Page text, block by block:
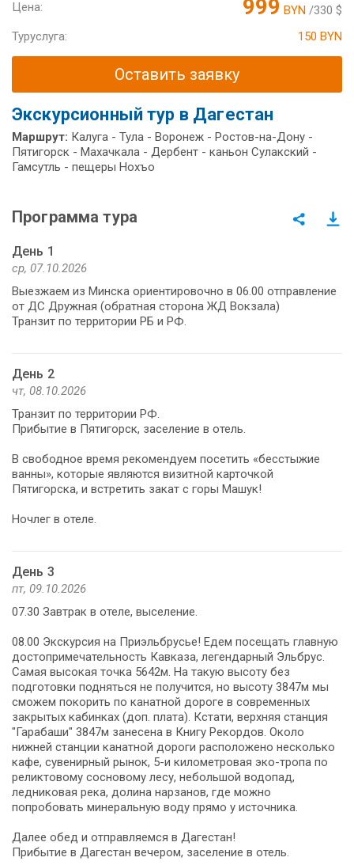
Цена: 999 BYN /330 $
Туруслуга:
150 BYN
Оставить заявку
Экскурсионный тур в Дагестан
Маршрут: Калуга - Тула - Воронеж - Ростов-на-Дону -
Пятигорск - Махачкала - Дербент - каньон Сулакский -
Гамсутль - пещеры Нохъо
Программа тура
День 1
ср, 07.10.2026
Выезжаем из Минска ориентировочно в 06.00 отправление
от ДС Дружная (обратная сторона ЖД Вокзала)
Транзит по территории РБ и РФ.
День 2
чт, 08.10.2026
Транзит по территории РФ.
Прибытие в Пятигорск, заселение в отель.
В свободное время рекомендуем посетить «бесстыжие
ванны», которые являются визитной карточкой
Пятигорска, и встретить закат с горы Машук!
Ночлег в отеле.
День 3
пт, 09.10.2026
07.30 Завтрак в отеле, выселение.
08.00 Экскурсия на Приэльбрусье! Едем посещать главную
достопримечательность Кавказа, легендарный Эльбрус.
Самая высокая точка 5642м. На такую высоту без
подготовки подняться не получится, но высоту 3847м мы
сможем покорить по канатной дороге в современных
закрытых кабинках (доп. плата). Кстати, верхняя станция
"Гарабаши" 3847м занесена в Книгу Рекордов. Около
нижней станции канатной дороги расположено несколько
кафе, сувенирный рынок, 5-и километровая эко-тропа по
реликтовому сосновому лесу, небольшой водопад,
ледниковая река, долина нарзанов, где можно
попробовать минеральную воду прямо у источника.
Далее обед и отправляемся в Дагестан!
Прибытие в Дагестан вечером, заселение в отель.